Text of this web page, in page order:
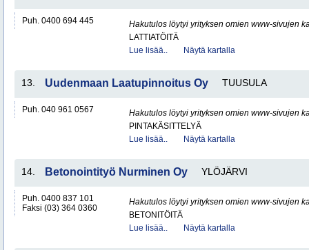
Puh. 0400 694 445
Hakutulos löytyi yrityksen omien www-sivujen
LATTIATÖITÄ
Lue lisää..
Näytä kartalla
13. Uudenmaan Laatupinnoitus Oy TUUSULA
Puh. 040 961 0567
Hakutulos löytyi yrityksen omien www-sivujen
PINTAKÄSITTELYÄ
Lue lisää..
Näytä kartalla
14. Betonointityö Nurminen Oy YLÖJÄRVI
Puh. 0400 837 101
Faksi (03) 364 0360
Hakutulos löytyi yrityksen omien www-sivujen
BETONITÖITÄ
Lue lisää..
Näytä kartalla